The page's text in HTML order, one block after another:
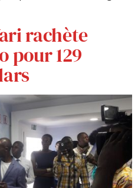
rachète
pour 129